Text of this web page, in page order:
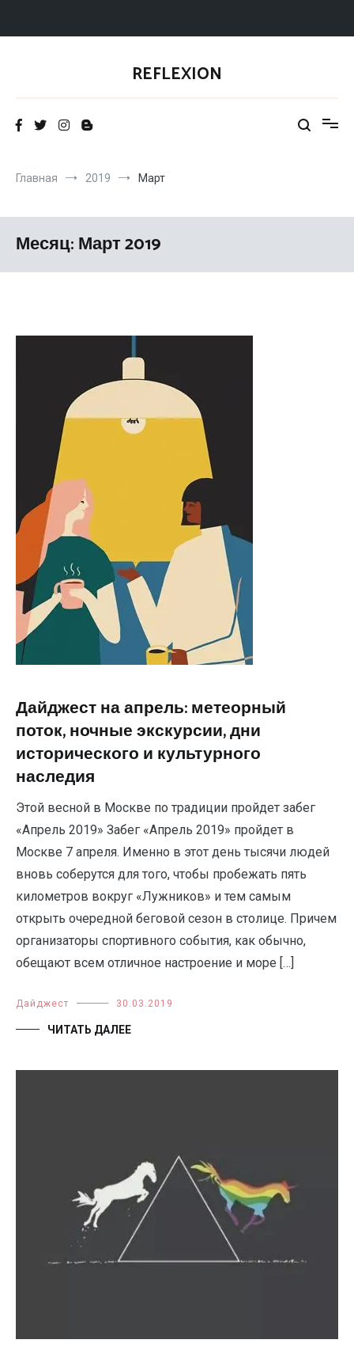
REFLEXION
Главная 2019 Март
Месяц: Март 2019
Дайджест на апрель: метеорный
поток, ночные экскурсии, дни
исторического и культурного
наследия
Этой весной в Москве по традиции пройдет забег
«Апрель 2019» Забег «Апрель 2019» пройдет в
Москве 7 апреля. Именно в этот день тысячи людей
вновь соберутся для того, чтобы пробежать пять
километров вокруг «Лужников» и тем самым
открыть очередной беговой сезон в столице. Причем
организаторы спортивного события, как обычно,
обещают всем отличное настроение и море […]
Дайджест 30.03.2019
ЧИТАТЬ ДАЛЕЕ